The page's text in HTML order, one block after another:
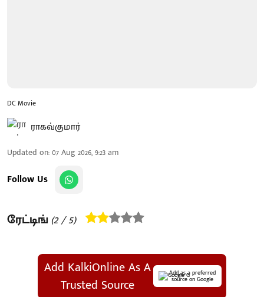
DC Movie
ராகவ்குமார்
Updated on:07 Aug 2026, 9:23 am
Follow Us
ரேட்டிங் (2/ 5)
Add KalkiOnline As A
Trusted Source
Add as a preferred
source on Google